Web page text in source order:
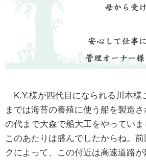
K.Y.様が四代目になられる川本様
までは海苔の養殖に使う船を製造
の代まで大森で船大工をやってい
このあたりは盛んでしたからね。
クによって、この付近は高速道路